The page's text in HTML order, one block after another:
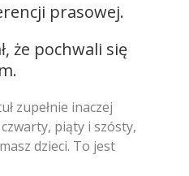
prasowej.
że pochwali się
zupełnie inaczej
piąty i szósty,
dzieci. To jest